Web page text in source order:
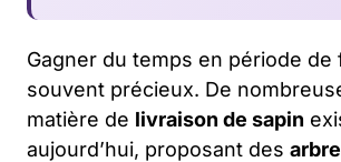
Gagner du temps en période de
souvent précieux. De
matière de livraison de sapin
aujourd’hui, proposant des